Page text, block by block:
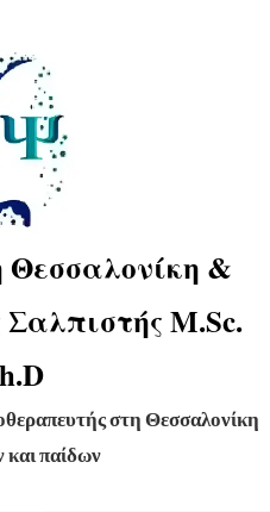
Θεσσαλονίκη &
M.Sc.
στη Θεσσαλονίκη
και παίδων